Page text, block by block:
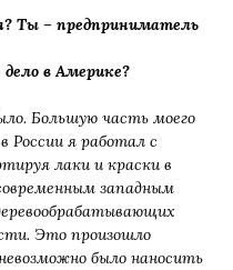
Ты – предприниматель
в Америке?
Большую часть моего
России я работал с
лаки и краски в
западным
Это произошло
было наносить